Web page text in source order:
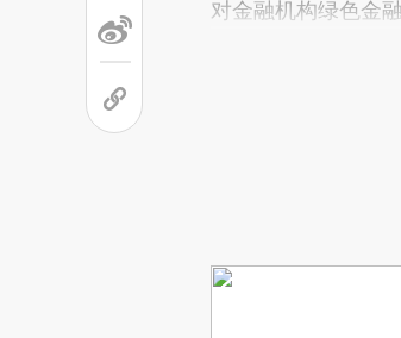
对金融机构绿色金